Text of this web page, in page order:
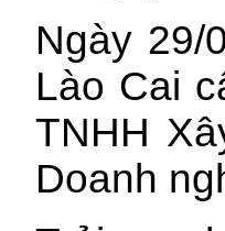
Ngày
Lào Cai
TNHH
Doanh